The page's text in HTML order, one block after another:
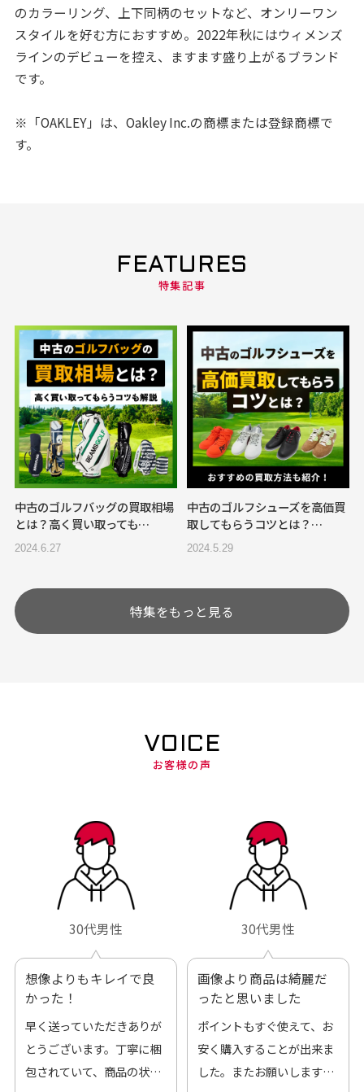
のカラーリング、上下同柄のセットなど、オンリーワン
スタイルを好む方におすすめ。2022年秋にはウィメンズ
ラインのデビューを控え、ますます盛り上がるブランド
です。
※「OAKLEY」は、Oakley Inc.の商標または登録商標で
す。
FEATURES
特集記事
中古のゴルフバッグの買取相場
とは？高く買い取っても…
2024.6.27
中古のゴルフシューズを高価買
取してもらうコツとは？…
2024.5.29
特集をもっと見る
VOICE
お客様の声
30代男性
想像よりもキレイで良
かった！
早く送っていただきありが
とうございます。丁寧に梱
包されていて、商品の状態
30代男性
画像より商品は綺麗だ
ったと思いました
ポイントもすぐ使えて、お
安く購入することが出来ま
した。またお願いします、